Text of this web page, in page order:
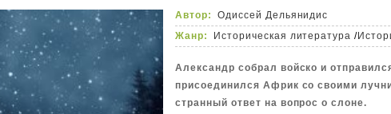
Автор:
Одиссей Дельянидис
Жанр:
Историческая литература /
Александр собрал войско и
присоединился Африк со своими
странный ответ на вопрос о слоне.